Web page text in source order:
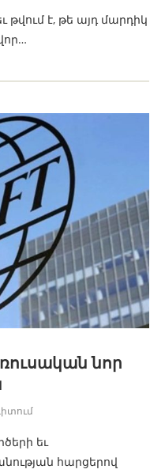
թվում է, թե այդ մարդիկ
նոր
եւ
հարցերով